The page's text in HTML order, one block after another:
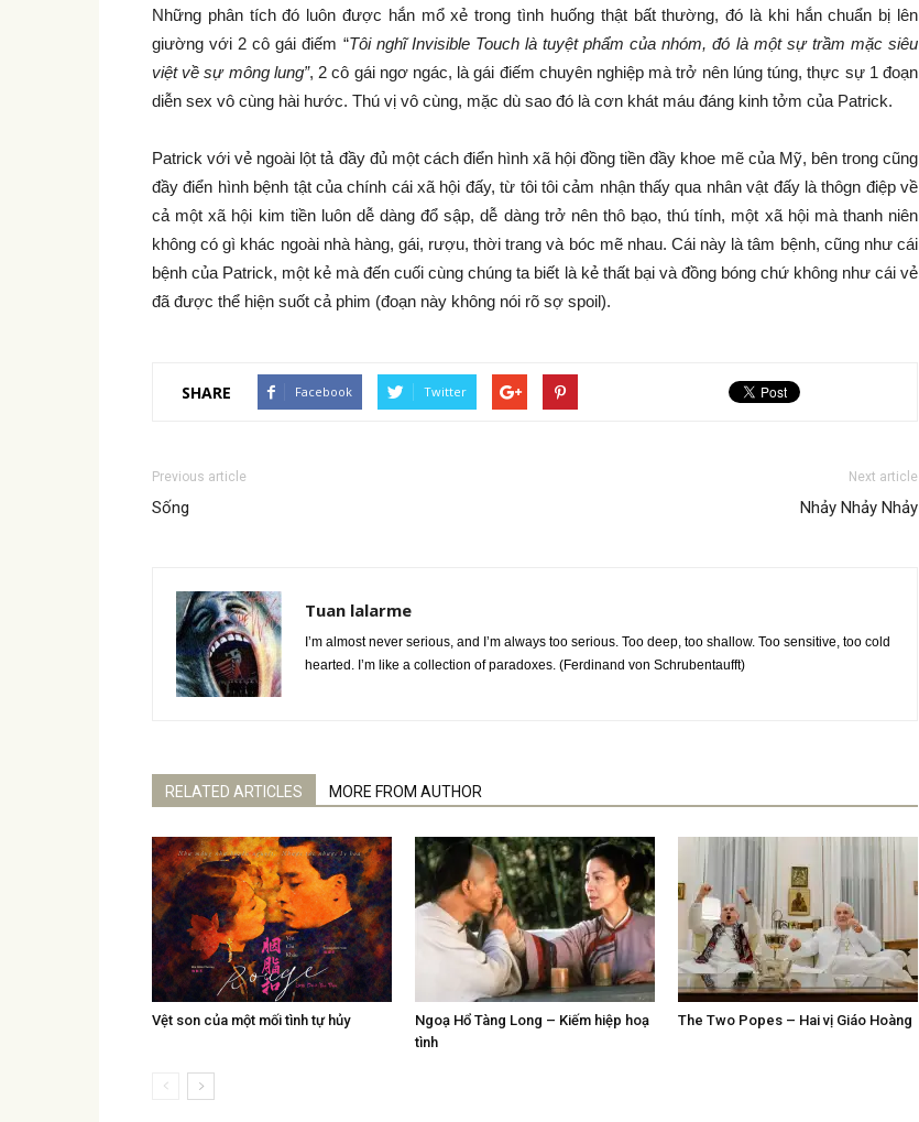
Những phân tích đó luôn được hắn mổ xẻ trong tình huống thật bất thường, đó là khi hắn chuẩn bị lên
giường với 2 cô gái điếm “Tôi nghĩ Invisible Touch là tuyệt phẩm của nhóm, đó là một sự trầm mặc siêu
việt về sự mông lung”, 2 cô gái ngơ ngác, là gái điếm chuyên nghiệp mà trở nên lúng túng, thực sự 1 đoạn
diễn sex vô cùng hài hước. Thú vị vô cùng, mặc dù sao đó là cơn khát máu đáng kinh tởm của Patrick.
Patrick với vẻ ngoài lột tả đầy đủ một cách điển hình xã hội đồng tiền đầy khoe mẽ của Mỹ, bên trong cũng
đầy điển hình bệnh tật của chính cái xã hội đấy, từ tôi tôi cảm nhận thấy qua nhân vật đấy là thôgn điệp về
cả một xã hội kim tiền luôn dễ dàng đổ sập, dễ dàng trở nên thô bạo, thú tính, một xã hội mà thanh niên
không có gì khác ngoài nhà hàng, gái, rượu, thời trang và bóc mẽ nhau. Cái này là tâm bệnh, cũng như cái
bệnh của Patrick, một kẻ mà đến cuối cùng chúng ta biết là kẻ thất bại và đồng bóng chứ không như cái vẻ
đã được thể hiện suốt cả phim (đoạn này không nói rõ sợ spoil).
SHARE Facebook Twitter
Previous article
Sống
Next article
Nhảy Nhảy Nhảy
Tuan lalarme
I’m almost never serious, and I’m always too serious. Too deep, too shallow. Too sensitive, too cold
hearted. I’m like a collection of paradoxes. (Ferdinand von Schrubentaufft)
RELATED ARTICLES MORE FROM AUTHOR
Vệt son của một mối tình tự hủy
Ngoạ Hổ Tàng Long – Kiếm hiệp hoạ
tình
The Two Popes – Hai vị Giáo Hoàng